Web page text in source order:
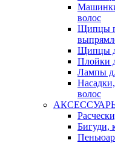
волос
Щипцы
Щипцы
Плойки
Лампы
волос
Бигуди,